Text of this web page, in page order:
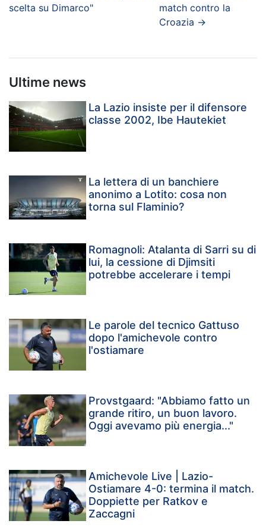
scelta su Dimarco"
match contro la
Croazia →
Ultime news
La Lazio insiste per il difensore
classe 2002, Ibe Hautekiet
La lettera di un banchiere
anonimo a Lotito: cosa non
torna sul Flaminio?
Romagnoli: Atalanta di Sarri su di
lui, la cessione di Djimsiti
potrebbe accelerare i tempi
Le parole del tecnico Gattuso
dopo l'amichevole contro
l'ostiamare
Provstgaard: "Abbiamo fatto un
grande ritiro, un buon lavoro.
Oggi avevamo più energia..."
Amichevole Live | Lazio-
Ostiamare 4-0: termina il match.
Doppiette per Ratkov e
Zaccagni